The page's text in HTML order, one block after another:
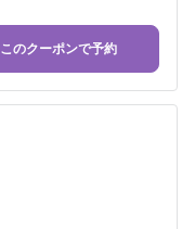
このクーポンで予約